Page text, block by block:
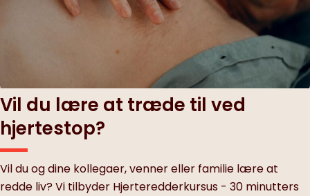
Vil du lære at træde til ved
hjertestop?
Vil du og dine kollegaer, venner eller familie lære at
redde liv? Vi tilbyder Hjerteredderkursus - 30 minutters